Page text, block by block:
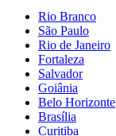
Rio Branco
São Paulo
Rio de Janeiro
Fortaleza
Salvador
Goiânia
Belo Horizonte
Brasília
Curitiba